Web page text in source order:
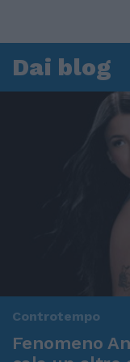
Dai blog
Controtempo
Fenomeno